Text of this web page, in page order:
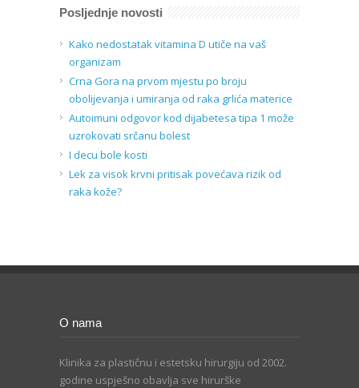
Posljednje novosti
Kako nedostatak vitamina D utiče na vaš
organizam
Crna Gora na prvom mjestu po broju
obolijevanja i umiranja od raka grlića materice
Autoimuni odgovor kod dijabetesa tipa 1 može
uzrokovati srčanu bolest
I decu bole kosti
Lek za visok krvni pritisak povećava rizik od
raka kože?
O nama
Klinika za plastičnu i estetsku hirurgiju od 2002.
godine uspješno obavlja sve hirurške